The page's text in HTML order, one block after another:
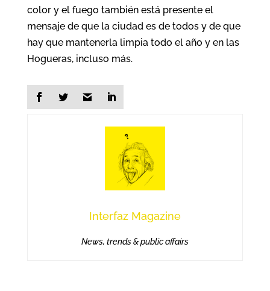
color y el fuego también está presente el
mensaje de que la ciudad es de todos y de que
hay que mantenerla limpia todo el año y en las
Hogueras, incluso más.
Interfaz Magazine
News, trends & public affairs